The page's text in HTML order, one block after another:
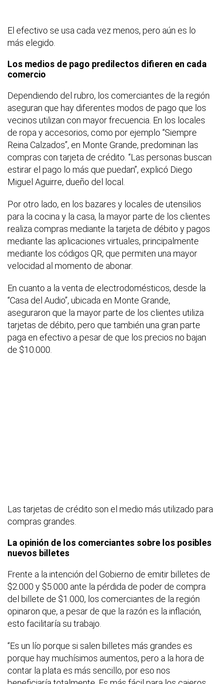
El efectivo se usa cada vez menos, pero aún es lo
más elegido.
Los medios de pago predilectos difieren en cada
comercio
Dependiendo del rubro, los comerciantes de la región
aseguran que hay diferentes modos de pago que los
vecinos utilizan con mayor frecuencia. En los locales
de ropa y accesorios, como por ejemplo “Siempre
Reina Calzados”, en Monte Grande, predominan las
compras con tarjeta de crédito. “Las personas buscan
estirar el pago lo más que puedan”, explicó Diego
Miguel Aguirre, dueño del local.
Por otro lado, en los bazares y locales de utensilios
para la cocina y la casa, la mayor parte de los clientes
realiza compras mediante la tarjeta de débito y pagos
mediante las aplicaciones virtuales, principalmente
mediante los códigos QR, que permiten una mayor
velocidad al momento de abonar.
En cuanto a la venta de electrodomésticos, desde la
“Casa del Audio”, ubicada en Monte Grande,
aseguraron que la mayor parte de los clientes utiliza
tarjetas de débito, pero que también una gran parte
paga en efectivo a pesar de que los precios no bajan
de $10.000.
Las tarjetas de crédito son el medio más utilizado para
compras grandes.
La opinión de los comerciantes sobre los posibles
nuevos billetes
Frente a la intención del Gobierno de emitir billetes de
$2.000 y $5.000 ante la pérdida de poder de compra
del billete de $1.000, los comerciantes de la región
opinaron que, a pesar de que la razón es la inflación,
esto facilitaría su trabajo.
“Es un lío porque si salen billetes más grandes es
porque hay muchísimos aumentos, pero a la hora de
contar la plata es más sencillo, por eso nos